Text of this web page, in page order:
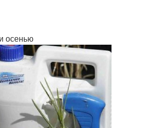
осенью